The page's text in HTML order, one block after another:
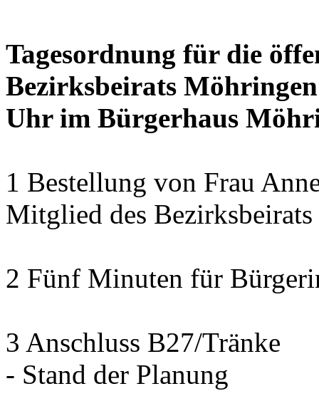
Tagesordnung für die
Bezirksbeirats
Uhr im Bürgerhaus
1 Bestellung von Frau
Mitglied des
2 Fünf Minuten für
3 Anschluss B27/Tränke
- Stand der Planung